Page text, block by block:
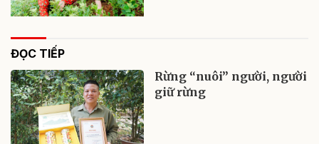
ĐỌC TIẾP
Rừng “nuôi” người, người
giữ rừng